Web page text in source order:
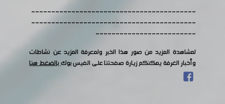
-----------------------------------------
-----------------------------------------
-------------------------
لمشاهدة المزيد من صور هذا الخبر ولمعرفة المزيد عن نشاطات
وأخبار الغرفة يمكنكم زيارة صفحتنا على الفيس بوكبالضغط هنا